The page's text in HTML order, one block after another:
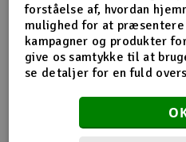
Tankventil
19.11.2019 af Helge11
Funker bra
forståelse af, hvordan
mulighed for at præsentere
kampagner og produkter
give os samtykke til at
se detaljer for en fuld